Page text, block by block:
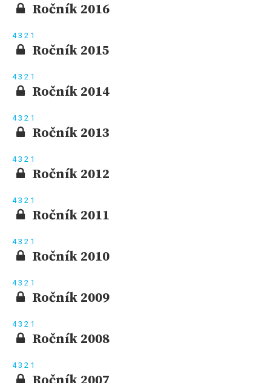
Ročník 2016
43 2 1
Ročník 2015
43 2 1
Ročník 2014
43 2 1
Ročník 2013
43 2 1
Ročník 2012
43 2 1
Ročník 2011
43 2 1
Ročník 2010
43 2 1
Ročník 2009
43 2 1
Ročník 2008
43 2 1